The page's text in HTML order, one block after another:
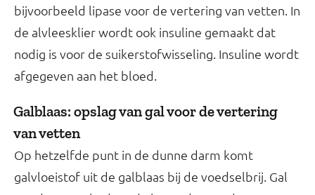
bijvoorbeeld lipase voor de vertering van vetten. In
de alvleesklier wordt ook insuline gemaakt dat
nodig is voor de suikerstofwisseling. Insuline wordt
afgegeven aan het bloed.
Galblaas: opslag van gal voor de vertering
van vetten
Op hetzelfde punt in de dunne darm komt
galvloeistof uit de galblaas bij de voedselbrij. Gal